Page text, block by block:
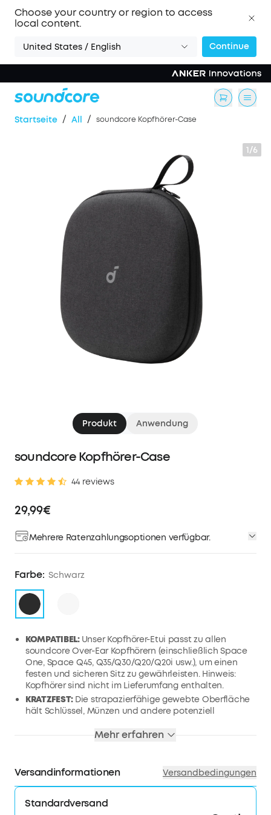
Choose your country or region to access
local content.
United States / English Continue
Startseite / All / soundcore Kopfhörer-Case
1/6
Produkt Anwendung
soundcore Kopfhörer-Case
44 reviews
29,99€
Mehrere Ratenzahlungsoptionen verfügbar.
Farbe: Schwarz
KOMPATIBEL: Unser Kopfhörer-Etui passt zu allen
soundcore Over-Ear Kopfhörern (einschließlich Space
One, Space Q45, Q35/Q30/Q20/Q20i usw.), um einen
festen und sicheren Sitz zu gewährleisten. Hinweis:
Kopfhörer sind nicht im Lieferumfang enthalten.
KRATZFEST: Die strapazierfähige gewebte Oberfläche
hält Schlüssel, Münzen und andere potenziell
vermeidet Risse und Kratzer, die durch regelmäßigen
Beschichtung, die gewebte Oberfläche und der eng
INKLUSIVE INNENTASCHE:
Mehr erfahren
Versandinformationen Versandbedingungen
Standardversand